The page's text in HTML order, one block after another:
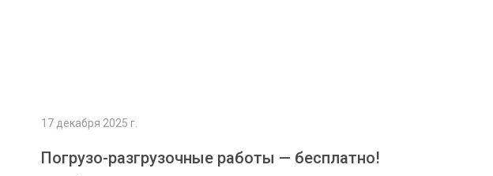
17 декабря 2025 г.
Погрузо-разгрузочные работы — бесплатно!